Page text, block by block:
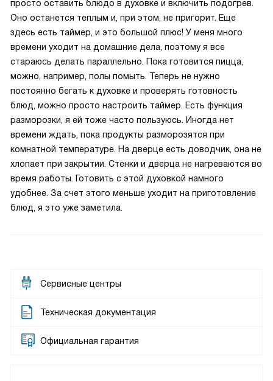
просто оставить блюдо в духовке и включить подогрев.
Оно останется теплым и, при этом, не пригорит. Еще
здесь есть таймер, и это большой плюс! У меня много
времени уходит на домашние дела, поэтому я все
стараюсь делать параллельно. Пока готовится пицца,
можно, например, полы помыть. Теперь не нужно
постоянно бегать к духовке и проверять готовность
блюд, можно просто настроить таймер. Есть функция
разморозки, я ей тоже часто пользуюсь. Иногда нет
времени ждать, пока продукты разморозятся при
комнатной температуре. На дверце есть доводчик, она не
хлопает при закрытии. Стенки и дверца не нагреваются во
время работы. Готовить с этой духовкой намного
удобнее. За счет этого меньше уходит на приготовление
блюд, я это уже заметила.
Сервисные центры
Техническая документация
Официальная гарантия